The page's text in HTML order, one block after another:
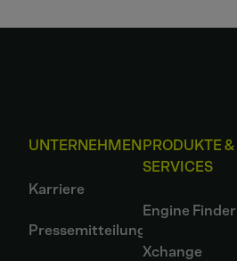
UNTERNEHMEN
Karriere
Pressemitteilungen
PRODUKTE &
SERVICES
Engine Finder
Xchange